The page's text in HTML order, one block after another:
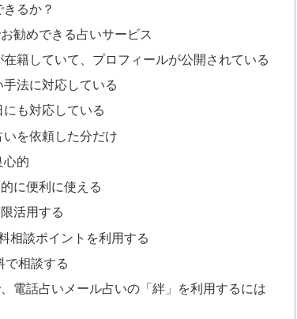
るか？
勧めできる占いサービス
籍していて、プロフィールが公開されている
手法に対応している
も対応している
を依頼した分だけ
心的
に便利に使える
活用する
相談ポイントを利用する
で相談する
電話占いメール占いの「絆」を利用するには